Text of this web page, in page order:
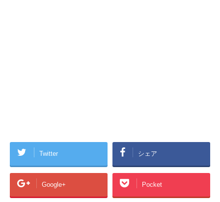
Twitter シェア
Google+ Pocket